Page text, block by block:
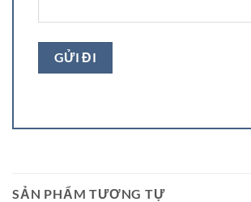
SẢN PHẨM TƯƠNG TỰ